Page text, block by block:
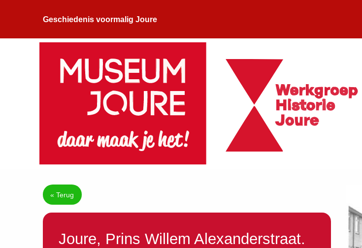
Geschiedenis voormalig Joure
« Terug
Joure, Prins Willem Alexanderstraat.